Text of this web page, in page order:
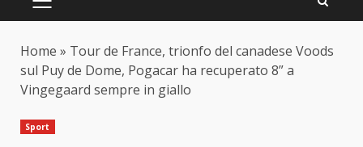
PRIMARY
Home » Tour de France, trionfo del canadese Voods
sul Puy de Dome, Pogacar ha recuperato 8” a
Vingegaard sempre in giallo
Sport